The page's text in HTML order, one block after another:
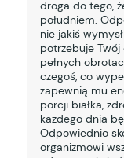
droga do tego,
południem.
nie jakiś
potrzebuje Twój
pełnych
czegoś, co
zapewnią mu
porcji białka,
każdego dnia
Odpowiednio
organizmowi